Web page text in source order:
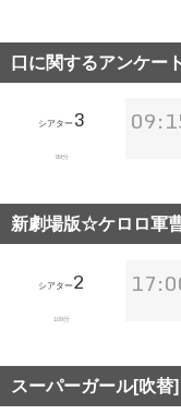
口に関するアンケート
シアター 3
89分
新劇場版☆ケロロ軍
シアター2
109分
スーパーガール[吹替]